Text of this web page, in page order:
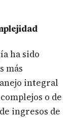
ha sido
más
integral
o de
ingresos de